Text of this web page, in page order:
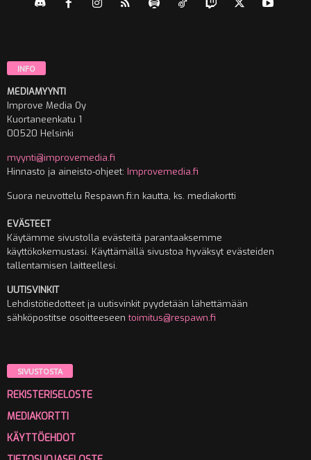
INFO
MEDIAMYYNTI
Improve Media Oy
Kuortaneenkatu 1
00520 Helsinki
myynti@improvemedia.fi
Hinnasto ja aineisto-ohjeet: Improvemedia.fi
Suora neuvottelu Respawn.fi:n kautta, ks. mediakortti
EVÄSTEET
Käytämme sivustolla evästeitä parantaaksemme
käyttökokemustasi. Käyttämällä sivustoa hyväksyt evästeiden
tallentamisen laitteellesi.
UUTISVINKIT
Lehdistötiedotteet ja uutisvinkit pyydetään lähettämään
sähköpostitse osoitteeseentoimitus@respawn.fi
SIVUSTOSTA
REKISTERISELOSTE
MEDIAKORTTI
KÄYTTÖEHDOT